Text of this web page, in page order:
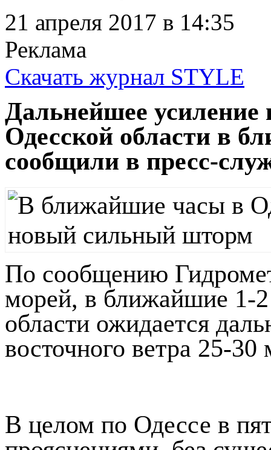
21 апреля 2017 в 14:35
Реклама
Скачать журнал STYLE
Дальнейшее усиление
Одесской области в
сообщили в пресс-
По сообщению
морей, в ближайшие 1-
области ожидается
восточного ветра 25-30
В целом по Одессе в